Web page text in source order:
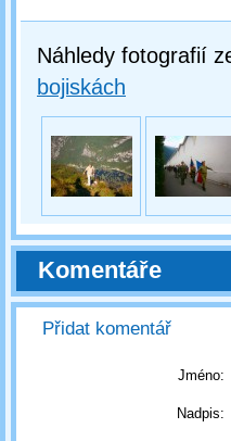
Náhledy fotografií
bojiskách
Komentáře
Přidat komentář
Jméno:
Nadpis: